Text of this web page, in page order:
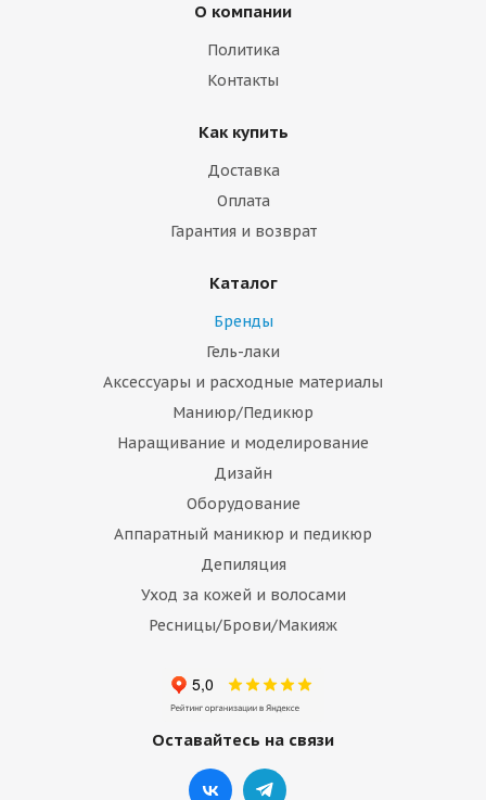
О компании
Политика
Контакты
Как купить
Доставка
Оплата
Гарантия и возврат
Каталог
Бренды
Гель-лаки
Аксессуары и расходные материалы
Маниюр/Педикюр
Наращивание и моделирование
Дизайн
Оборудование
Аппаратный маникюр и педикюр
Депиляция
Уход за кожей и волосами
Ресницы/Брови/Макияж
Оставайтесь на связи